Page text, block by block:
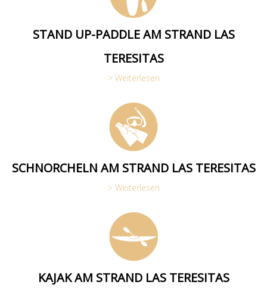
STAND UP-PADDLE AM STRAND LAS
TERESITAS
> Weiterlesen
SCHNORCHELN AM STRAND LAS TERESITAS
> Weiterlesen
KAJAK AM STRAND LAS TERESITAS